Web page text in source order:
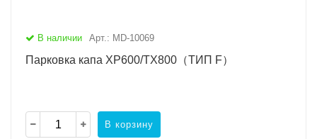
В наличии Арт.: MD-10069
Парковка капа XP600/TX800（ТИП F）
В корзину